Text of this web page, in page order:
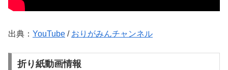
出典： YouTube / おりがみんチャンネル
折り紙動画情報